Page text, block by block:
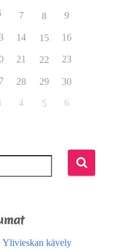
7 8 9
14 15 16
21 22 23
28 29 30
4 5 6
Ylivieskan kävely